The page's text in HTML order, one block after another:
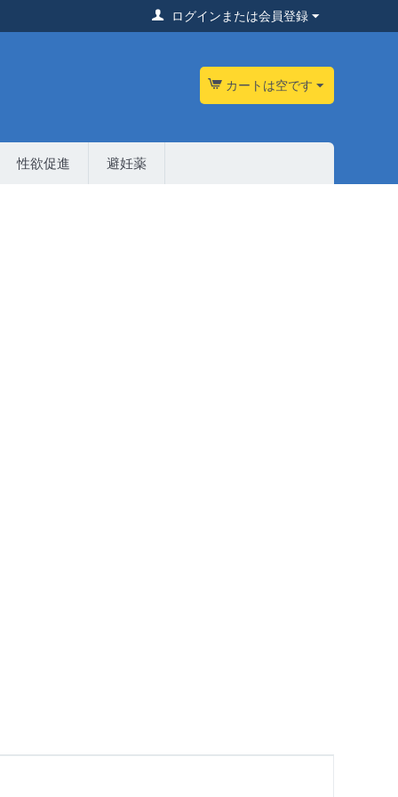
ログインまたは会員登録
カートは空です
性欲促進 避妊薬